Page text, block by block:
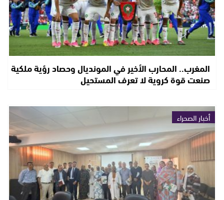
المغرب.. المحارب الأخير في المونديال وحصاد رؤية ملكية
صنعت قوة كروية لا تعرف المستحيل
أخبار الصحراء